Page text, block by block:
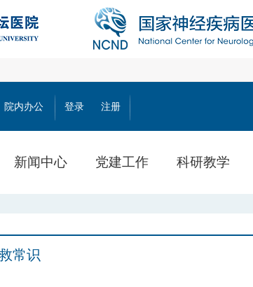
院内办公 登录 注册
新闻中心 党建工作 科研教学
常识